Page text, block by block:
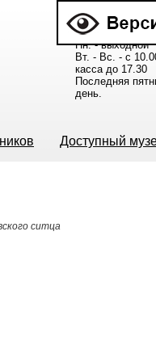
Расписание
Пн. - выходной
Вт. - Вс. - с
касса до 17.30
Последняя
день.
Доступный
ситца